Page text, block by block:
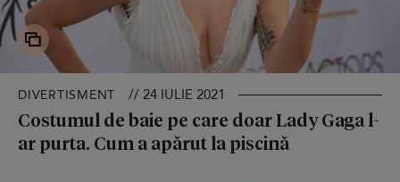
DIVERTISMENT // 24 IULIE 2021
Costumul de baie pe care doar Lady Gaga l-
ar purta. Cum a apărut la piscină